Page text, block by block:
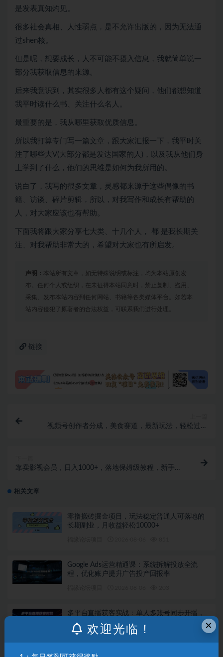
是发表真知灼见。
很多社会真相、人性弱点，是不允许出版的，因为无法通
过shen核。
但是呢，想要成长，人不可能不摄入信息，我就简单说一
部分我获取信息的来源。
后来我意识到，其实很多人都有这个疑问，他们都想知道
我平时读什么书、关注什么名人。
最重要的是，我从哪里获取优质信息。
所以我打算专门写一篇文章，跟大家汇报一下，我平时关
注了哪些大V(大部分都是发达国家的人)，以及我从他们身
上学到了什么，他们的思维是如何为我所用的。
说白了，我写的很多文章，灵感都来源于这些偶像的书
籍、访谈、碎片剪辑，所以，对我写作和成长有帮助的
人，对大家应该也有帮助。
下面我将跟大家分享七大类、十几个人， 都 是我长期关
注、对我帮助非常大的，希望对大家也有所启发。
声明： 本站所有文章，如无特殊说明或标注，均为本站原创发
布。任何个人或组织，在未征得本站同意时，禁止复制、盗用、
采集、发布本站内容到任何网站、书籍等各类媒体平台。如若本
站内容侵犯了原著者的合法权益，可联系我们进行处理。
链接
视频号创作者分成，美食赛道，最新玩法，轻松过原
靠卖影视会员，日入1000+，落地保姆级教程，新手可
相关文章
零撸搬砖掘金项目，玩法稳定普通人可落地的
长期副业，月收益轻松10000+
Google Ads运营精通课：系统拆解投放全流
程，优化账户提升广告投产回报率
多平台直播获客实战：单人多账号同步开播，
一份时间撬动多渠道精准流量
福缘论坛项目 2026-08-06
×
欢迎光临！